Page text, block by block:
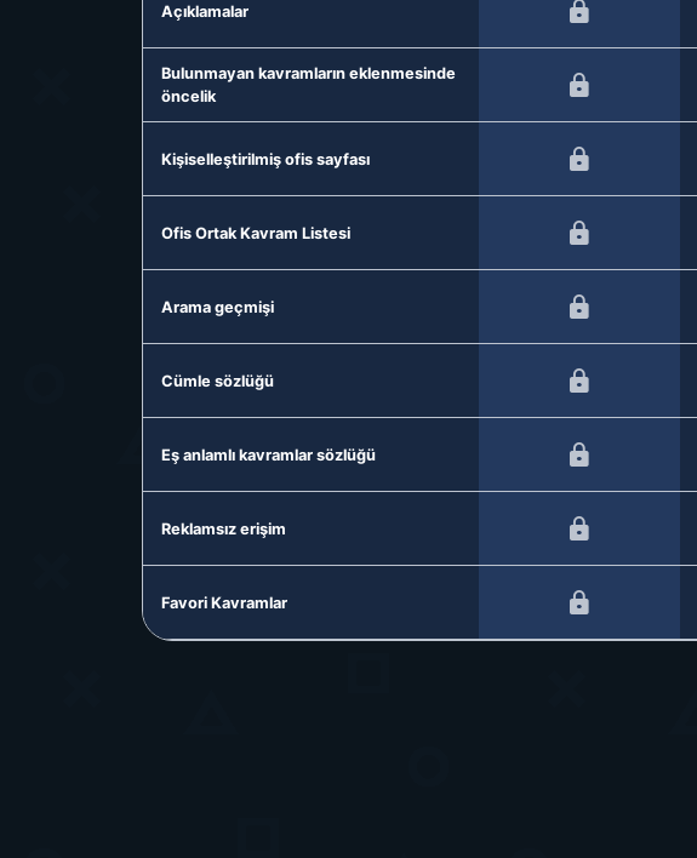
Açıklamalar
Bulunmayan kavramların eklenmesinde
öncelik
Kişiselleştirilmiş ofis sayfası
Ofis Ortak Kavram Listesi
Arama geçmişi
Cümle sözlüğü
Eş anlamlı kavramlar sözlüğü
Reklamsız erişim
Favori Kavramlar